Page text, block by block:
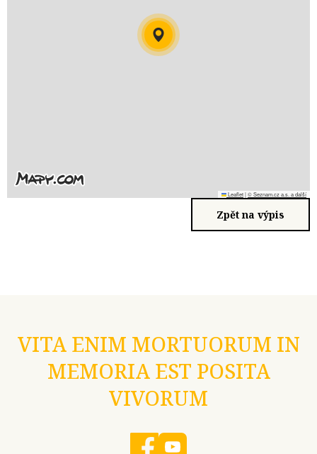
Leaflet|© Seznam.cz a.s. a další
Zpět na výpis
VITA ENIM MORTUORUM IN
MEMORIA EST POSITA
VIVORUM